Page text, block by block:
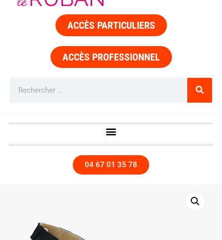
ACCÈS PARTICULIERS
ACCÈS PROFESSIONNEL
04 67 01 35 78